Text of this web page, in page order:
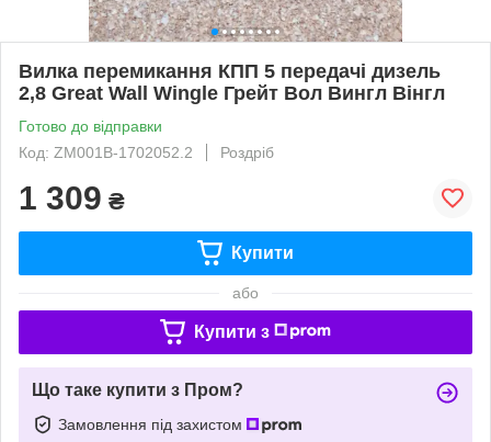
Вилка перемикання КПП 5 передачі дизель
2,8 Great Wall Wingle Грейт Вол Вингл Вінгл
Готово до відправки
Код: ZM001B-1702052.2
Роздріб
1 309 ₴
Купити
або
Купити з
Що таке купити з Пром?
Замовлення під захистом